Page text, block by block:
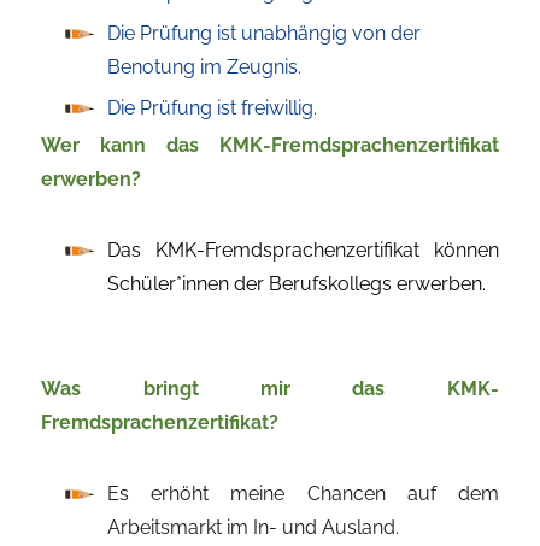
Die Prüfung ist unabhängig von der
Benotung im Zeugnis.
Die Prüfung ist freiwillig.
Wer kann das KMK-Fremdsprachenzertifikat
erwerben?
Das KMK-Fremdsprachenzertifikat können
Schüler*innen der Berufskollegs erwerben.
Was bringt mir das KMK-
Fremdsprachenzertifikat?
Es erhöht meine Chancen auf dem
Arbeitsmarkt im In- und Ausland.